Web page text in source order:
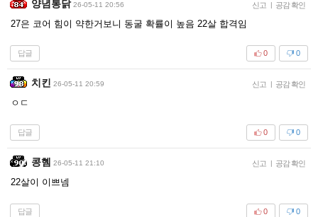
양념통닭 26-05-11 20:56 신고 | 공감 확인
27은 코어 힘이 약한거보니 동굴 확률이 높음 22살 합격임
답글 0
0
치킨 26-05-11 20:59 신고 | 공감 확인
ㅇㄷ
답글 0
0
콩혬 26-05-11 21:10 신고 | 공감 확인
22살이 이쁘넴
답글 0
0